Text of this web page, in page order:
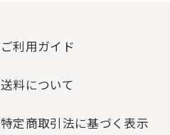
ご利用ガイド
送料について
特定商取引法に基づく表示